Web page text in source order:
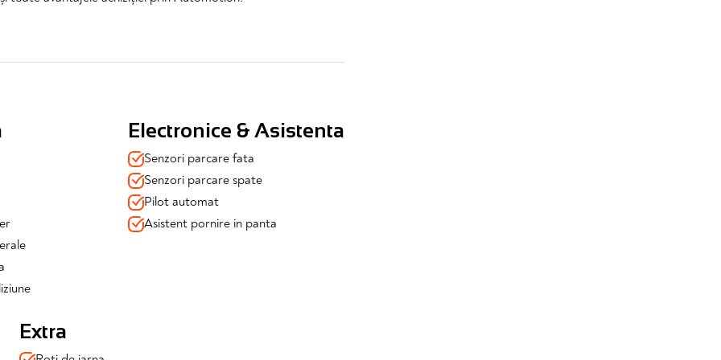
/spate
coleziune)
Electronice & Asistenta
Senzori parcare fata
Senzori parcare spate
Pilot automat
Asistent pornire in panta
Extra